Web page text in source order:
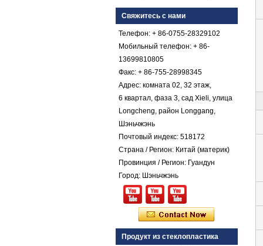
Свяжитесь с нами
Телефон: + 86-0755-28329102
Мобильный телефон: + 86-
13699810805
Факс: + 86-755-28998345
Адрес: комната 02, 32 этаж,
6 квартал, фаза 3, сад Xieli, улица
Longcheng, район Longgang,
Шэньчжэнь
Почтовый индекс: 518172
Страна / Регион: Китай (материк)
Провинция / Регион: Гуандун
Город: Шэньчжэнь
Продукт из стеклопластика
покрытием из
стеклопластика с
армированным
пластиком FRP
коническим
стекловолокнистым
армированным
пластиком FRP
Наружные
изолированные
GRP панели FRP
для продажи
Стеклопластиковая
армированная
пластмасса FRP
PU пенопластовая
композитная
прицепов